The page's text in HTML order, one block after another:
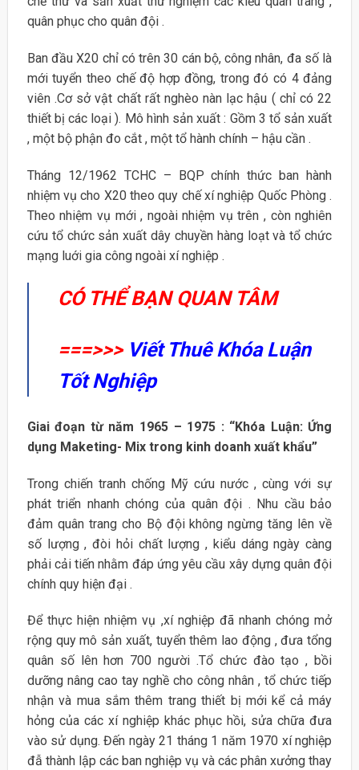
quân phục cho quân đội .
Ban đầu X20 chỉ có trên 30 cán bộ, công nhân, đa số là
mới tuyển theo chế độ hợp đồng, trong đó có 4 đảng
viên .Cơ sở vật chất rất nghèo nàn lạc hậu ( chỉ có 22
thiết bị các loại ). Mô hình sản xuất : Gồm 3 tổ sản xuất
, một bộ phận đo cắt , một tổ hành chính – hậu cần .
Tháng 12/1962 TCHC – BQP chính thức ban hành
nhiệm vụ cho X20 theo quy chế xí nghiệp Quốc Phòng .
Theo nhiệm vụ mới , ngoài nhiệm vụ trên , còn nghiên
cứu tổ chức sản xuất dây chuyền hàng loạt và tổ chức
mạng luới gia công ngoài xí nghiệp .
CÓ THỂ BẠN QUAN TÂM
===>>> Viết Thuê Khóa Luận
Tốt Nghiệp
Giai đoạn từ năm 1965 – 1975 : “Khóa Luận: Ứng
dụng Maketing- Mix trong kinh doanh xuất khẩu”
Trong chiến tranh chống Mỹ cứu nước , cùng với sự
phát triển nhanh chóng của quân đội . Nhu cầu bảo
đảm quân trang cho Bộ đội không ngừng tăng lên về
số lượng , đòi hỏi chất lượng , kiểu dáng ngày càng
phải cải tiến nhằm đáp ứng yêu cầu xây dựng quân đội
chính quy hiện đại .
Để thực hiện nhiệm vụ ,xí nghiệp đã nhanh chóng mở
rộng quy mô sản xuất, tuyển thêm lao động , đưa tổng
quân số lên hơn 700 người .Tổ chức đào tạo , bồi
dưỡng nâng cao tay nghề cho công nhân , tổ chức tiếp
nhận và mua sắm thêm trang thiết bị mới kể cả máy
hỏng của các xí nghiệp khác phục hồi, sửa chữa đưa
vào sử dụng. Đến ngày 21 tháng 1 năm 1970 xí nghiệp
đẫ thành lập các ban nghiệp vụ và các phân xưởng thay